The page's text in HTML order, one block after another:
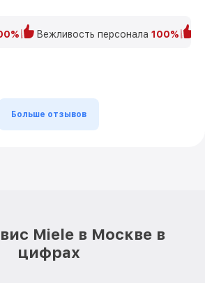
Вежливость персонала 100%
Больше отзывов
Miele в Москве в
цифрах